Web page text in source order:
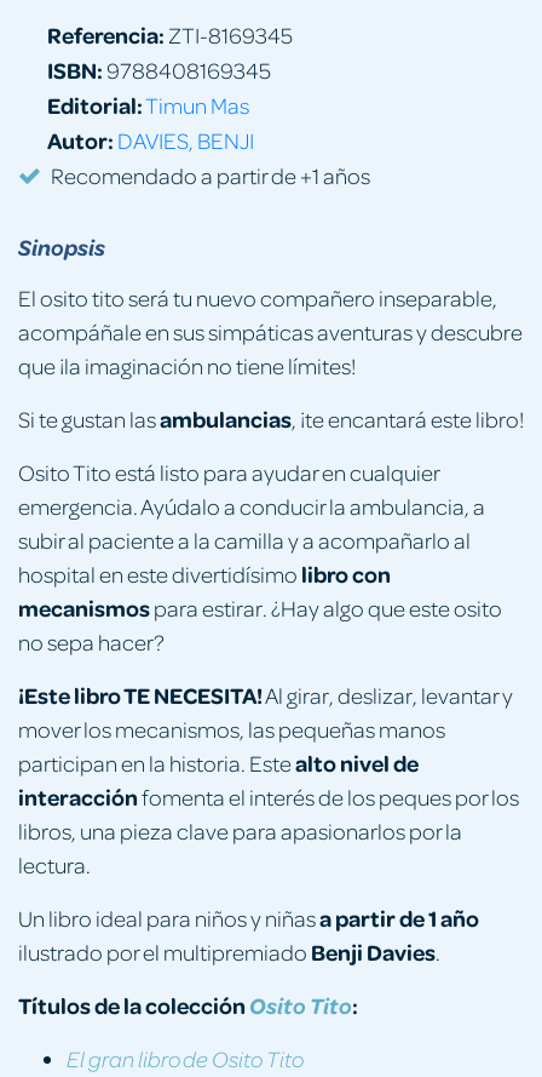
Sinopsis
El osito tito será tu nuevo compañero inseparable,
acompáñale en sus simpáticas aventuras y descubre
que ¡la imaginación no tiene límites!
Si te gustan lasambulancias, ¡te encantará este libro!
Osito Tito está listo para ayudar en cualquier
emergencia. Ayúdalo a conducir la ambulancia, a
subir al paciente a la camilla y a acompañarlo al
hospital en este divertidísimo libro con
mecanismospara estirar. ¿Hay algo que este osito
no sepa hacer?
¡Este libro TE NECESITA!Al girar, deslizar, levantar y
mover los mecanismos, las pequeñas manos
participan en la historia. Estealto nivel de
interacciónfomenta el interés de los peques por los
libros, una pieza clave para apasionarlos por la
lectura.
Un libro ideal para niños y niñasa partir de 1 año
ilustrado por el multipremiado Benji Davies.
Títulos de la colección Osito Tito:
El gran libro de Osito Tito
Referencia: ZTI-8169345
ISBN:9788408169345
Editorial:Timun Mas
Autor: DAVIES, BENJI
Recomendado a partir de +1 años